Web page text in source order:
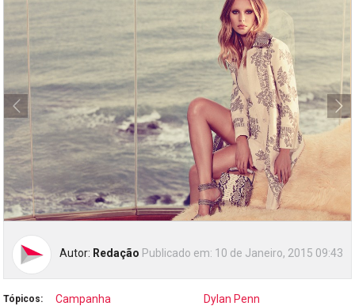
Autor: Redação Publicado em: 10 de Janeiro, 2015 09:43
Tópicos: Campanha Dylan Penn